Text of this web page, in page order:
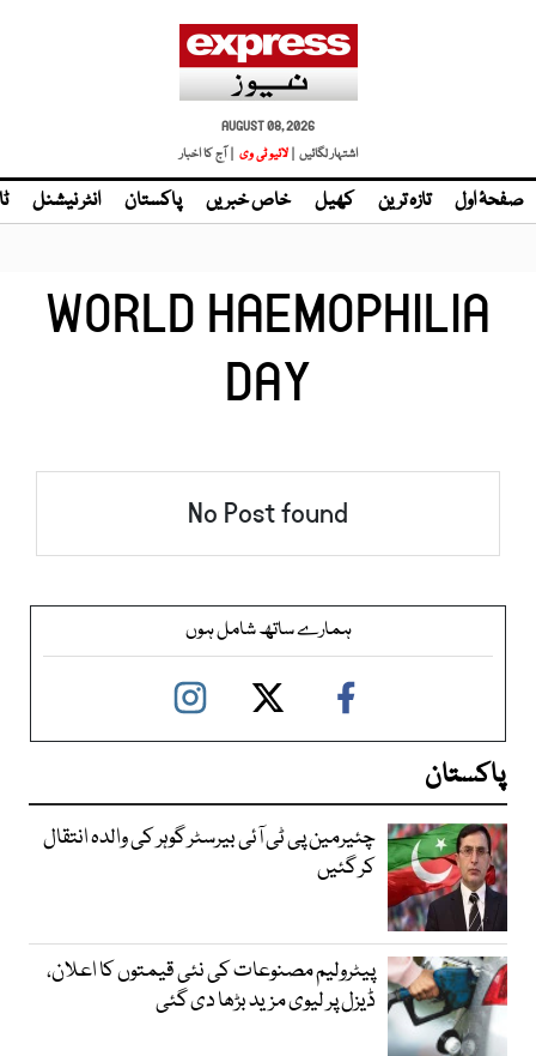
AUGUST 08, 2026
اشتہار لگائیں |
| آج کا اخبار
صفحۂ اول تازہ ترین کھیل خاص خبریں پاکستان انٹر نیشنل
WORLD HAEMOPHILIA
DAY
No Post found
ہمارے ساتھ شامل ہوں
پاکستان
چئیرمین پی ٹی آئی بیرسٹر گوہر کی والدہ انتقال
کر گئیں
پیٹرولیم مصنوعات کی نئی قیمتوں کا اعلان،
ڈیزل پر لیوی مزید بڑھا دی گئی